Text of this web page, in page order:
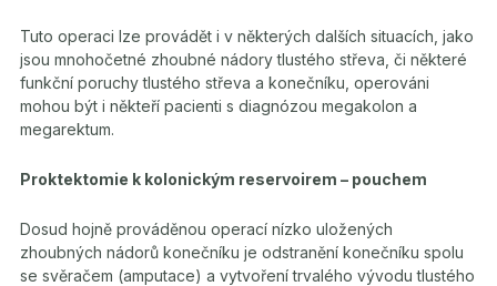
Tuto operaci lze provádět i v některých dalších situacích, jako
jsou mnohočetné zhoubné nádory tlustého střeva, či některé
funkční poruchy tlustého střeva a konečníku, operováni
mohou být i někteří pacienti s diagnózou megakolon a
megarektum.
Proktektomie k kolonickým reservoirem – pouchem
Dosud hojně prováděnou operací nízko uložených
zhoubných nádorů konečníku je odstranění konečníku spolu
se svěračem (amputace) a vytvoření trvalého vývodu tlustého